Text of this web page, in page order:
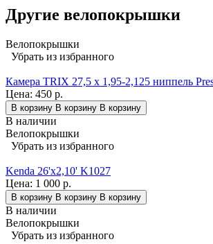
Другие велопокрышки
Велопокрышки
Убрать из избранного
Камера TRIX 27,5 x 1,95-2,125 ниппель
Цена: 450 р.
В корзину В корзину В корзину
В наличии
Велопокрышки
Убрать из избранного
Kenda 26'x2,10' K1027
Цена: 1 000 р.
В корзину В корзину В корзину
В наличии
Велопокрышки
Убрать из избранного